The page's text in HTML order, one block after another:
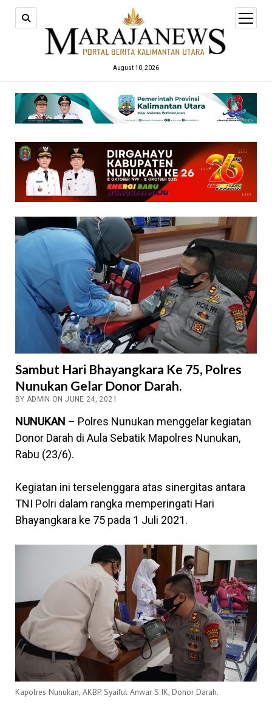
August 10, 2026
open
menu
Sambut Hari Bhayangkara Ke 75, Polres
Nunukan Gelar Donor Darah.
BY ADMIN ON JUNE 24, 2021
NUNUKAN – Polres Nunukan menggelar kegiatan
Donor Darah di Aula Sebatik Mapolres Nunukan,
Rabu (23/6).
Kegiatan ini terselenggara atas sinergitas antara
TNI Polri dalam rangka memperingati Hari
Bhayangkara ke 75 pada 1 Juli 2021.
Kapolres Nunukan, AKBP. Syaiful Anwar S.IK, Donor Darah.